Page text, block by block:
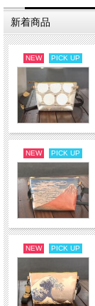
新着商品
NEW PICK UP
NEW PICK UP
NEW PICK UP